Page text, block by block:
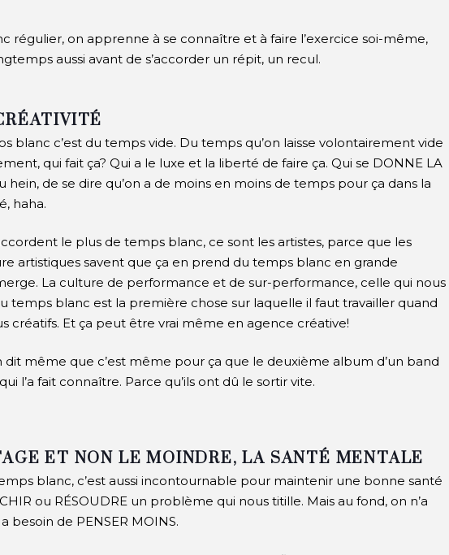
régulier, on apprenne à se connaître et à faire l’exercice soi-même,
aussi avant de s’accorder un répit, un recul.
blanc c’est du temps vide. Du temps qu’on laisse volontairement vide
qui fait ça? Qui a le luxe et la liberté de faire ça. Qui se DONNE LA
hein, de se dire qu’on a de moins en moins de temps pour ça dans la
haha.
le plus de temps blanc, ce sont les artistes, parce que les
artistiques savent que ça en prend du temps blanc en grande
La culture de performance et de sur-performance, celle qui nous
temps blanc est la première chose sur laquelle il faut travailler quand
créatifs. Et ça peut être vrai même en agence créative!
même que c’est même pour ça que le deuxième album d’un band
l’a fait connaître. Parce qu’ils ont dû le sortir vite.
ET NON LE MOINDRE, LA SANTÉ MENTALE
blanc, c’est aussi incontournable pour maintenir une bonne santé
ou RÉSOUDRE un problème qui nous titille. Mais au fond, on n’a
besoin de PENSER MOINS.